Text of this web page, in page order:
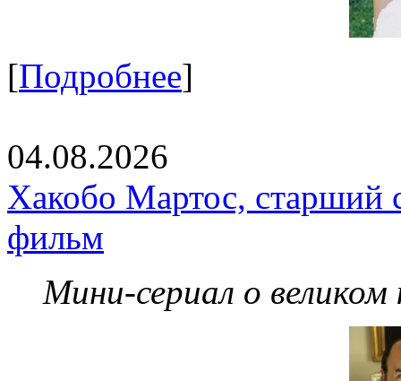
[Подробнее]
04.08.2026
Хакобо Мартос, старший
фильм
Мини-сериал о великом